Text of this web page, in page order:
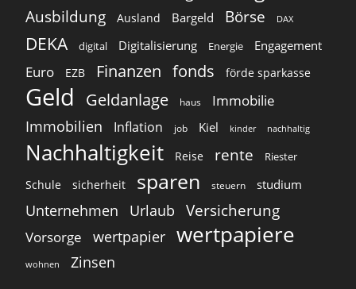
Ausbildung Ausland Bargeld Börse DAX
DEKA digital Digitalisierung Energie Engagement
Euro EZB Finanzen fonds förde sparkasse
Geld Geldanlage haus Immobilie
Immobilien Inflation job Kiel kinder nachhaltig
Nachhaltigkeit Reise rente Riester
Schule sicherheit sparen steuern studium
Unternehmen Urlaub Versicherung
Vorsorge wertpapier wertpapiere
wohnen Zinsen